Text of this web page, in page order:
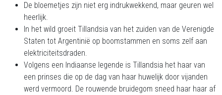
De bloemetjes zijn niet erg indrukwekkend, maar geuren wel
heerlijk.
In het wild groeit Tillandsia van het zuiden van de Verenigde
Staten tot Argentinië op boomstammen en soms zelf aan
elektriciteitsdraden.
Volgens een Indiaanse legende is Tillandsia het haar van
een prinses die op de dag van haar huwelijk door vijanden
werd vermoord. De rouwende bruidegom sneed haar haar af